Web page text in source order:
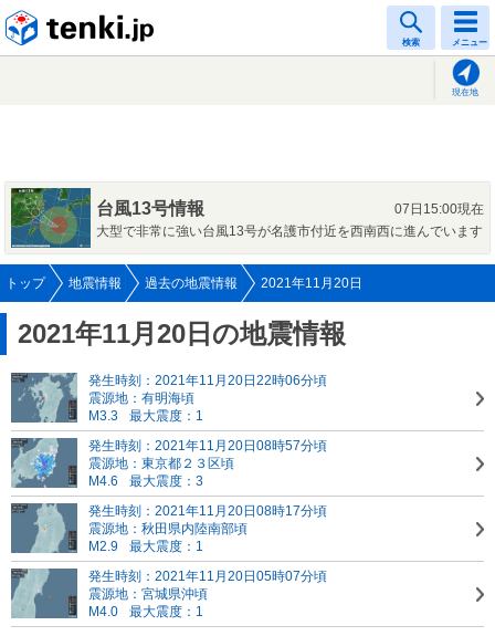
検索 メニュー
現在地
台風13号情報
07日15:00現在
大型で非常に強い台風13号が名護市付近を西南西に進んでいます
トップ 地震情報 過去の地震情報 2021年11月20日
2021年11月20日の地震情報
発生時刻：2021年11月20日22時06分頃
震源地：有明海頃
M3.3
最大震度：1
発生時刻：2021年11月20日08時57分頃
震源地：東京都２３区頃
M4.6
最大震度：3
発生時刻：2021年11月20日08時17分頃
震源地：秋田県内陸南部頃
M2.9
最大震度：1
発生時刻：2021年11月20日05時07分頃
震源地：宮城県沖頃
M4.0
最大震度：1